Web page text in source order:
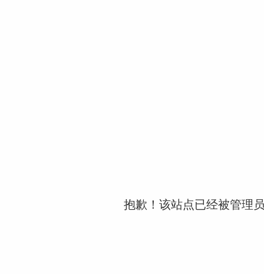
抱歉！该站点已经被管理